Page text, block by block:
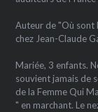
Auteur de "Où sont
chez Jean-Claude
Mariée, 3 enfants.
souvient jamais de
de la Femme Qui
" en marchant. Le